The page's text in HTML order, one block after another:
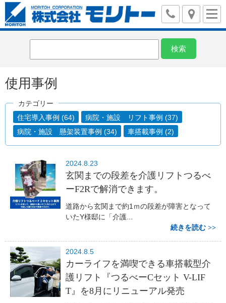
使用事例
カテゴリー
住宅導入事例 (64)
病院・施設 リフト事例 (37)
病院・施設 懸架装置事例 (34)
車搭載事例 (2)
2024.8.23
玄関までの段差を介護リフトつるべ
ーF2Rで解消できます。
道路から玄関まで約1ｍの段差が障害となって
いたY様邸に「介護...
続きを読む
2024.8.5
カーライフを満喫できる車搭載型介
護リフト『つるべーCセット V-LIF
T』を8月にリニューアル発売